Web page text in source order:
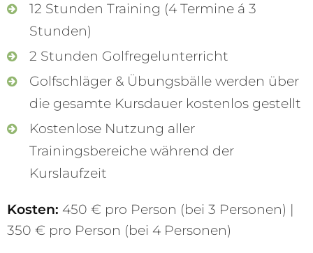
12 Stunden Training (4 Termine á 3
Stunden)
2 Stunden Golfregelunterricht
Golfschläger & Übungsbälle werden über
die gesamte Kursdauer kostenlos gestellt
Kostenlose Nutzung aller
Trainingsbereiche während der
Kurslaufzeit
Kosten: 450 € pro Person (bei 3 Personen) |
350 € pro Person (bei 4 Personen)